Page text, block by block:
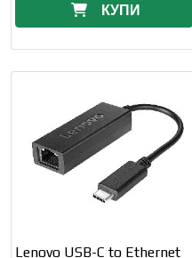
КУПИ
Lenovo USB-C to Ethernet